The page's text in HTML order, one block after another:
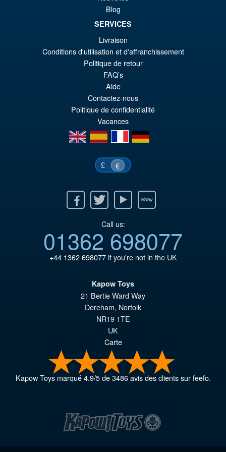
Hiei Action Figure
PRE ORDENA
Blog
SERVICES
Livraison
Conditions d'utilisation et d'affranchissement
Politique de retour
FAQ’s
Aide
Contactez-nous
Politique de confidentialité
Vacances
en
es fr de
£ €
Twitter Youtube Ebay
Call us:
01362 698077
+44 1362 698077if you're not in the UK
Kapow Toys
21 Bertie Ward Way
Dereham, Norfolk
NR19 1TE
UK
Carte
Kapow Toysmarqué4.9/5de3486avis des clients sur feefo.